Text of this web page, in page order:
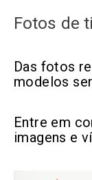
Fotos de
Das fotos
modelos
Entre em
imagens e